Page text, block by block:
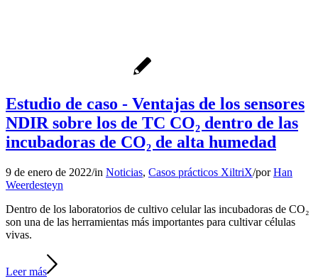
Estudio de caso - Ventajas de los sensores
NDIR sobre los de TC CO₂ dentro de las
incubadoras de CO₂ de alta humedad
9 de enero de 2022/in Noticias, Casos prácticos XiltriX/porHan
Weerdesteyn
Dentro de los laboratorios de cultivo celular las incubadoras de CO₂
son una de las herramientas más importantes para cultivar células
vivas.
Leer más